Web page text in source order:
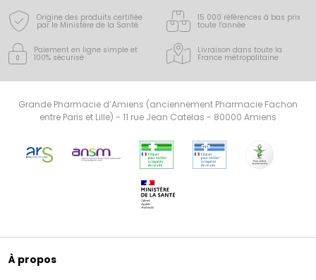
Origine des produits certifiée
par le Ministère de la Santé
15 000 références à bas prix
toute l’année
Paiement en ligne simple et
100% sécurisé
Livraison dans toute la
France métropolitaine
Grande Pharmacie d’Amiens (anciennement Pharmacie Fachon
entre Paris et Lille) - 11 rue Jean Catelas - 80000 Amiens
À propos